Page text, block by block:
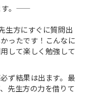
――
生方にすぐに質問出
ったです！こんなに
して楽しく勉強して
ず結果は出ます。最
先生方の力を借りて